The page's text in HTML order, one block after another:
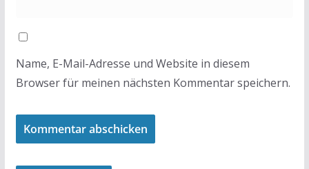
Name, E-Mail-Adresse und Website in diesem
Browser für meinen nächsten Kommentar speichern.